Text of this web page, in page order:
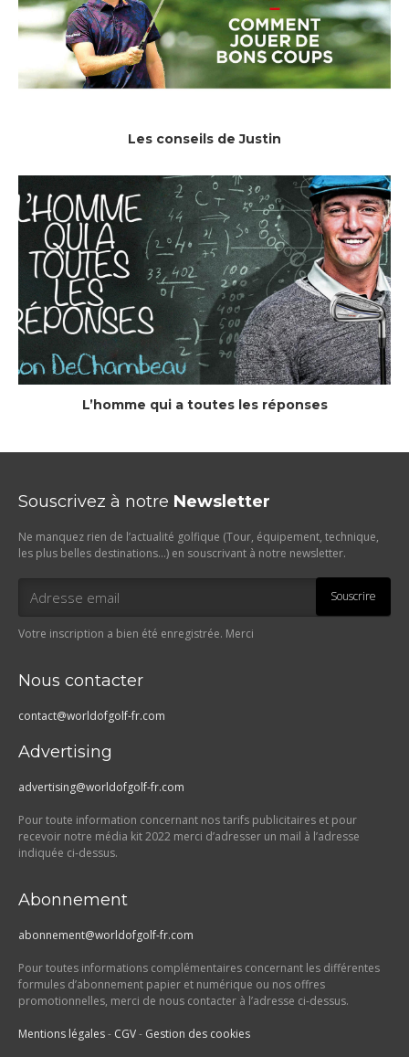
Les conseils de Justin
L’homme qui a toutes les réponses
Souscrivez à notre Newsletter
Ne manquez rien de l’actualité golfique (Tour, équipement, technique,
les plus belles destinations…) en souscrivant à notre newsletter.
Souscrire
Votre inscription a bien été enregistrée. Merci
Nous contacter
contact@worldofgolf-fr.com
Advertising
advertising@worldofgolf-fr.com
Pour toute information concernant nos tarifs publicitaires et pour
recevoir notre média kit 2022 merci d’adresser un mail à l’adresse
indiquée ci-dessus.
Abonnement
abonnement@worldofgolf-fr.com
Pour toutes informations complémentaires concernant les différentes
formules d’abonnement papier et numérique ou nos offres
promotionnelles, merci de nous contacter à l’adresse ci-dessus.
Mentions légales- CGV- Gestion des cookies